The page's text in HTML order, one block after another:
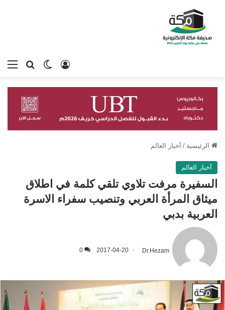
بحثالوضع
تسجيل الدخول
الرئيسية / أخبار العالم
أخبار العالم
السفيرة مرفت تلاوي تلقي كلمة في اطلاق
ميثاق المرأة العربي وتنصيب سفراء الاسرة
العربية بدبي
Dr.Hezam
2017-04-20
0